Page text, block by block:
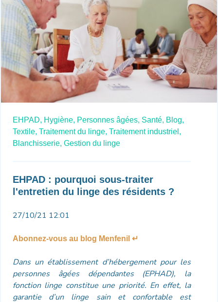
EHPAD, Hygiène, Personnes âgées, Santé, Blog,
Textile, Traitement du linge, Traitement industriel,
Blanchisserie, Gestion du linge
EHPAD : pourquoi sous-traiter
l'entretien du linge des résidents ?
27/10/21 12:01
Abonnez-vous au blog Menfenil ↵
Dans un établissement d’hébergement pour les
personnes âgées dépendantes (EPHAD), la
fonction linge constitue une priorité. En effet, la
garantie d’un linge sain et confortable est